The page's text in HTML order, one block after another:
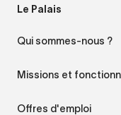
Le Palais
Qui sommes-nous ?
Missions et
Offres d'emploi